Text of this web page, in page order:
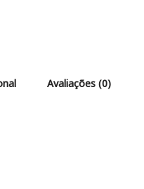
Avaliações (0)